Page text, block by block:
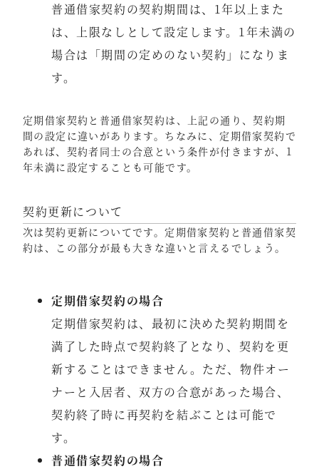
普通借家契約の契約期間は、1年以上また
は、上限なしとして設定します。1年未満の
場合は「期間の定めのない契約」になりま
す。
定期借家契約と普通借家契約は、上記の通り、契約期
間の設定に違いがあります。ちなみに、定期借家契約で
あれば、契約者同士の合意という条件が付きますが、1
年未満に設定することも可能です。
契約更新について
次は契約更新についてです。定期借家契約と普通借家契
約は、この部分が最も大きな違いと言えるでしょう。
定期借家契約の場合
定期借家契約は、最初に決めた契約期間を
満了した時点で契約終了となり、契約を更
新することはできません。ただ、物件オー
ナーと入居者、双方の合意があった場合、
契約終了時に再契約を結ぶことは可能で
す。
普通借家契約の場合